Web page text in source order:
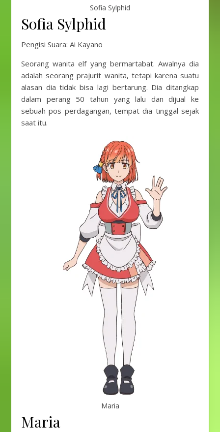
Sofia Sylphid
Sofia Sylphid
Pengisi Suara: Ai Kayano
Seorang wanita elf yang bermartabat. Awalnya dia
adalah seorang prajurit wanita, tetapi karena suatu
alasan dia tidak bisa lagi bertarung. Dia ditangkap
dalam perang 50 tahun yang lalu dan dijual ke
sebuah pos perdagangan, tempat dia tinggal sejak
saat itu.
Maria
Maria